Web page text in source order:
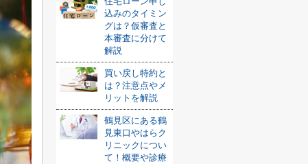
込みのタイミン
グは？仮審査と
本審査に分けて
解説
買い戻し特約と
は？注意点やメ
リットを解説
鶴見区にある鶴
見東口やはらク
リニックについ
て！概要や診療